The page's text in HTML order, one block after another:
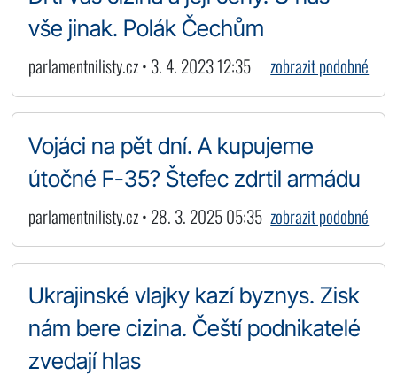
vše jinak. Polák Čechům
parlamentnilisty.cz • 3. 4. 2023 12:35 zobrazit podobné
Vojáci na pět dní. A kupujeme
útočné F-35? Štefec zdrtil armádu
parlamentnilisty.cz • 28. 3. 2025 05:35 zobrazit podobné
Ukrajinské vlajky kazí byznys. Zisk
nám bere cizina. Čeští podnikatelé
zvedají hlas